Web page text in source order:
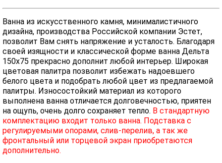
Ванна из искусственного камня, минималистичного
дизайна, производства Российской компании Эстет,
позволит Вам снять напряжение и усталость. Благодаря
своей изящности и классической форме ванна Дельта
150х75 прекрасно дополнит любой интерьер. Широкая
цветовая палитра позволит избежать надоевшего
белого цвета и подобрать любой цвет из предлагаемой
палитры. Износостойкий материал из которого
выполнена ванна отличается долговечностью, приятен
на ощупь, очень долго сохраняет тепло. В стандартную
комплектацию входит только ванна. Подставка с
регулируемыми опорами, слив-перелив, а так же
фронтальный или торцевой экран приобретаются
дополнительно.